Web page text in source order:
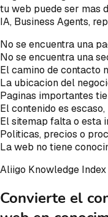
tu web puede ser mas
IA, Business Agents,
No se encuentra una
No se encuentra una
El camino de contacto
La ubicacion del
Paginas importantes
El contenido es
El sitemap falta o esta
Politicas, precios o
La web no tiene
Aliigo Knowledge Index
Convierte el